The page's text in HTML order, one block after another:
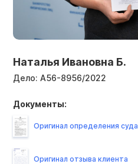
Наталья Ивановна Б.
Дело: А56-8956/2022
Документы:
Оригинал определения суда
Оригинал отзыва клиента